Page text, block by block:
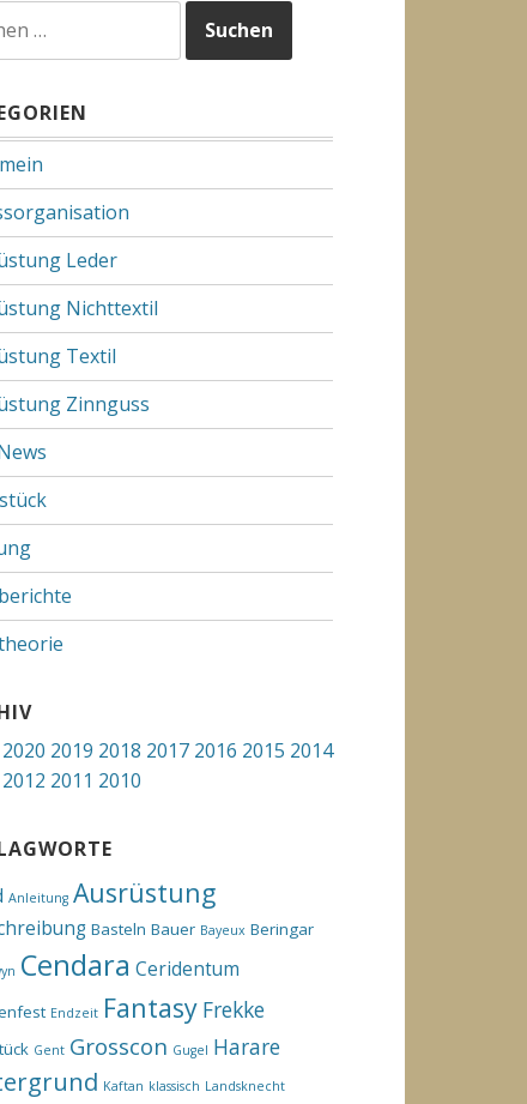
Leder
Nichttextil
Textil
Zinnguss
2020 2019 2018 2017 2016 2015 2014
2012 2011 2010
Anleitung Ausrüstung
Basteln Bauer Bayeux Beringar
Cendara Ceridentum
Endzeit Fantasy Frekke
Gent Grosscon Gugel Harare
Kaftan klassisch Landsknecht